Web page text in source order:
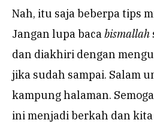
Nah, itu saja beberpa tips
Jangan lupa bacabismallah
dan diakhiri dengan
jika sudah sampai. Salam
kampung halaman.
ini menjadi berkah dan